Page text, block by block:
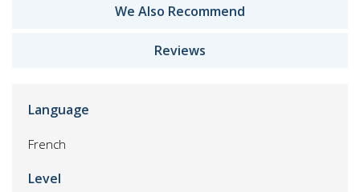
We Also Recommend
Reviews
Language
French
Level